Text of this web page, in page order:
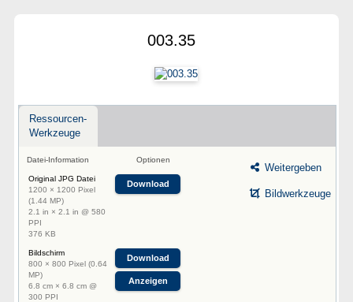
003.35
Ressourcen-
Werkzeuge
Datei-Information Optionen
Original JPG Datei
1200 × 1200 Pixel
(1.44 MP)
2.1 in × 2.1 in @ 580
PPI
376 KB
Download
Bildschirm
800 × 800 Pixel (0.64
MP)
6.8 cm × 6.8 cm @
300 PPI
Download
Anzeigen
Weitergeben
Bildwerkzeuge